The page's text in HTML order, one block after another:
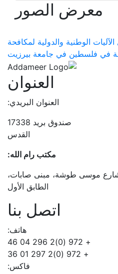
معرض الصور
الوطنية والدولية لمكافحة
في فلسطين في جامعة بيرزيت
العنوان
العنوان البريدي:
صندوق بريد 17338
القدس
مكتب رام الله:
شارع موسى طوشة، مبنى صابات،
الطابق الأول
اتصل بنا
هاتف:
+ 972 (0)2 296 04 46
+ 972 (0)2 297 01 36
فاكس: